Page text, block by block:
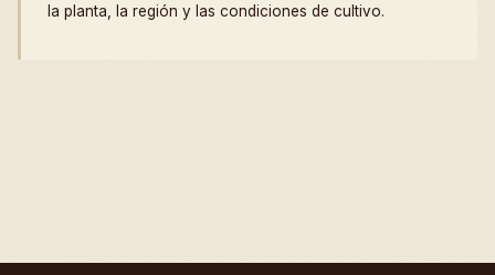
la planta, la región y las condiciones de cultivo.